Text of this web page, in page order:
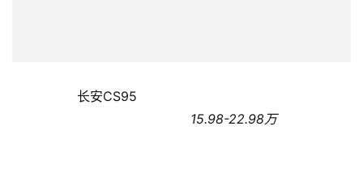
                长安CS95
                                            15.98-22.98万